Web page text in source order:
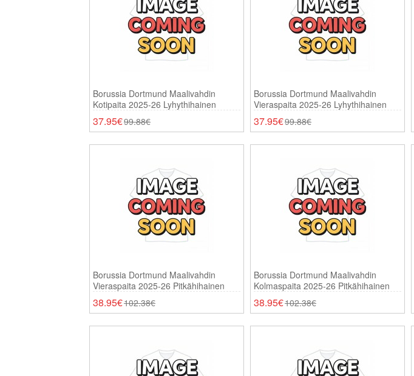
Borussia Dortmund Maalivahdin
Kotipaita 2025-26 Lyhythihainen
37.95€99.88€
Borussia Dortmund Maalivahdin
Vieraspaita 2025-26 Lyhythihainen
37.95€99.88€
Borussia Dortmund Maalivahdin
Vieraspaita 2025-26 Pitkähihainen
38.95€102.38€
Borussia Dortmund Maalivahdin
Kolmaspaita 2025-26 Pitkähihainen
38.95€102.38€